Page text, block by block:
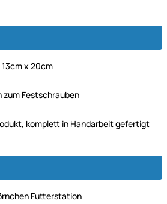
x 20cm
Festschrauben
komplett in Handarbeit gefertigt
Futterstation